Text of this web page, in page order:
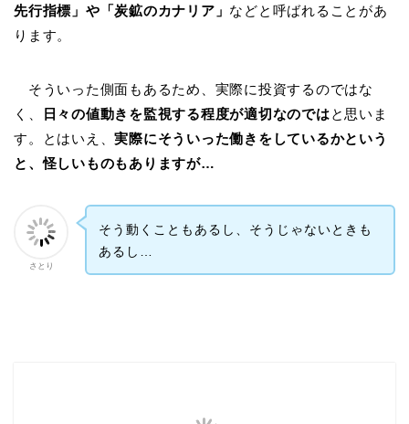
先行指標」や「炭鉱のカナリア」 などと呼ばれることがあ
ります。
そういった側面もあるため、実際に投資するのではな
く、
日々の値動きを監視する程度が適切なのではと思いま
す。とはいえ、実際にそういった働きをしているかという
と、怪しいものもありますが…
さとり
そう動くこともあるし、そうじゃないときも
あるし…